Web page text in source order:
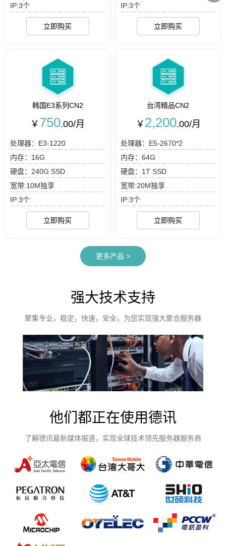
IP:3个
立即购买
IP:3个
立即购买
韩国E3系列CN2
￥ 750.00/月
处理器：E3-1220
内存：16G
硬盘：240G SSD
宽带:10M独享
IP:3个
立即购买
台湾精品CN2
￥ 2,200.00/月
处理器：E5-2670*2
内存：64G
硬盘：1T SSD
宽带:20M独享
IP:3个
立即购买
更多产品 >
强大技术支持
聚集专业，稳定，快速，安全，为您实现强大聚合服务器
他们都正在使用德讯
了解德讯最新媒体报道，实现全球技术领先服务器服务商